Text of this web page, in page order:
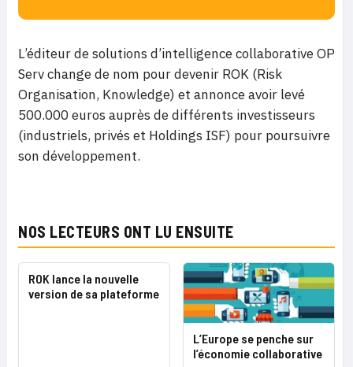
L’éditeur de solutions d’intelligence collaborative OP
Serv change de nom pour devenir ROK (Risk
Organisation, Knowledge) et annonce avoir levé
500.000 euros auprès de différents investisseurs
(industriels, privés et Holdings ISF) pour poursuivre
son développement.
NOS LECTEURS ONT LU ENSUITE
ROK lance la nouvelle
version de sa plateforme
L’Europe se penche sur
l’économie collaborative